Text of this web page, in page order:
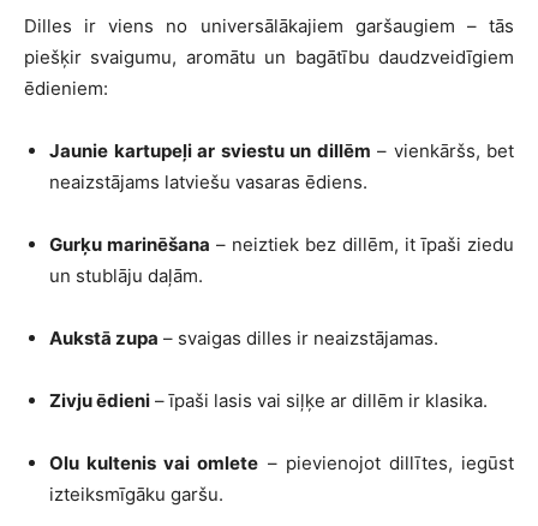
Dilles ir viens no universālākajiem garšaugiem – tās
piešķir svaigumu, aromātu un bagātību daudzveidīgiem
ēdieniem:
Jaunie kartupeļi ar sviestu un dillēm – vienkāršs, bet
neaizstājams latviešu vasaras ēdiens.
Gurķu marinēšana – neiztiek bez dillēm, it īpaši ziedu
un stublāju daļām.
Aukstā zupa – svaigas dilles ir neaizstājamas.
Zivju ēdieni – īpaši lasis vai siļķe ar dillēm ir klasika.
Olu kultenis vai omlete – pievienojot dillītes, iegūst
izteiksmīgāku garšu.